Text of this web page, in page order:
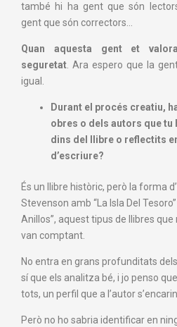
també hi ha gent que són
gent que són correctors…
Quan aquesta gent et
seguretat. Ara espero que la
igual.
Durant el procés creatiu,
obres o dels autors que tu
dins del llibre o reflectits
d’escriure?
És un llibre històric, però la forma
Stevenson amb “La Isla Del
Anillos”, aquest tipus de llibres
van comptant.
No entra en grans profunditats
sí que els analitza bé, i jo penso
tots, un perfil que a l’autor
Però no ho sabria identificar en